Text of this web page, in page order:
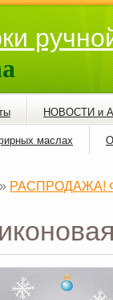
НОВОСТИ и
маслах
» РАСПРОДАЖА!